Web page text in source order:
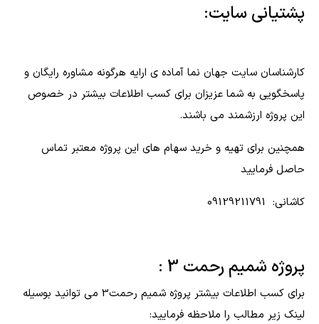
پشتیانی سایت:
کارشناسان سایت جهان نما آماده ی ارايه هرگونه مشاوره رایگان و
پاسخگویی به شما عزیزان برای کسب اطلاعات بیشتر در خصوص
این پروژه ارزشمند می باشند.
همچنین برای تهیه و خرید سهام های این پروژه معتبر تماس
حاصل فرمایید
کاشانی: 09129211791
پروژه شمیم رحمت 3 :
برای کسب اطلاعات بیشتر پروژه شمیم رحمت3 می توانید بوسیله
لینک زیر مطالب را ملاحظه فرمایید: